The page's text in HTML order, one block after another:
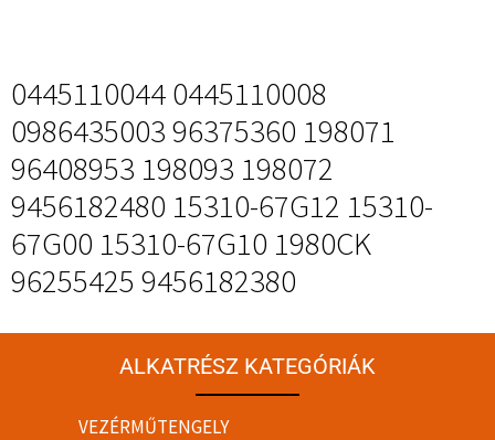
0445110044 0445110008
0986435003 96375360 198071
96408953 198093 198072
9456182480 15310-67G12 15310-
67G00 15310-67G10 1980CK
96255425 9456182380
ALKATRÉSZ KATEGÓRIÁK
VEZÉRMŰTENGELY